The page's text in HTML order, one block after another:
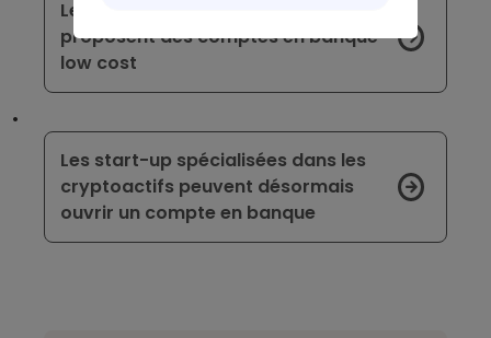
Les banques polynésiennes
proposent des comptes en banque
low cost
Les start-up spécialisées dans les
cryptoactifs peuvent désormais
ouvrir un compte en banque